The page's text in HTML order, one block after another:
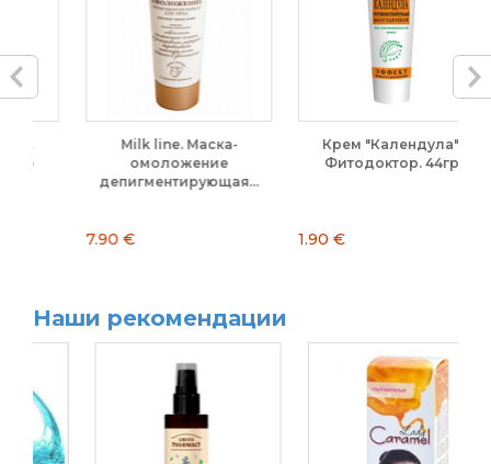
Milk line. Маска-
омоложение
депигментирующая...
7.90 €
Крем "Календула".
Фитодоктор. 44гр
1.90 €
Наши рекомендации